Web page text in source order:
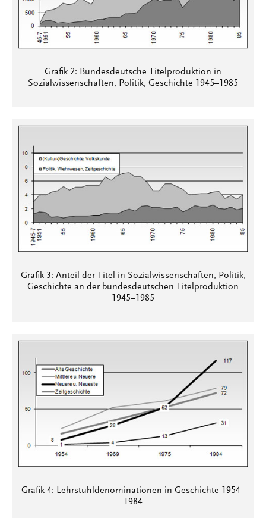
Grafik 2: Bundesdeutsche Titelproduktion in
Sozialwissenschaften, Politik, Geschichte 1945–1985
Grafik 3: Anteil der Titel in Sozialwissenschaften, Politik,
Geschichte an der bundesdeutschen Titelproduktion
1945–1985
Grafik 4: Lehrstuhldenominationen in Geschichte 1954–
1984